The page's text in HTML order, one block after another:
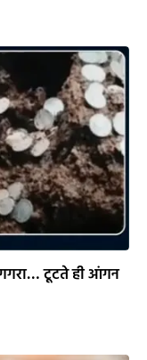
गगरा… टूटते ही आंगन